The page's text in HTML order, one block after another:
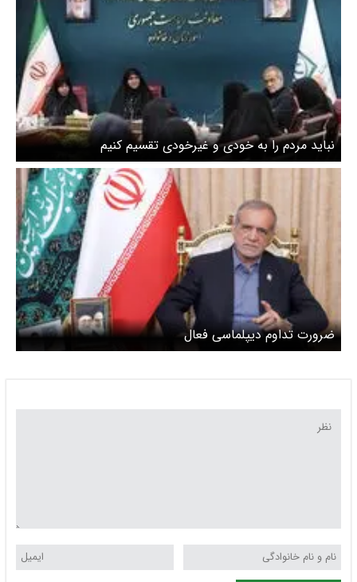
نباید مردم را به خودی و غیرخودی تقسیم کنیم
ضرورت تداوم دیپلماسی فعال